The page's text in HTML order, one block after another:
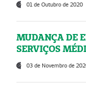
01 de Outubro de 2020
MUDANÇA DE
SERVIÇOS
03 de Novembro de